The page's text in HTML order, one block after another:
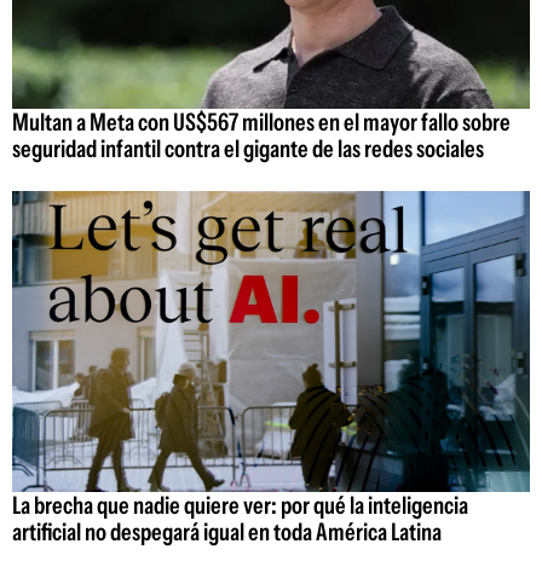
Multan a Meta con US$567 millones en el mayor fallo sobre
seguridad infantil contra el gigante de las redes sociales
La brecha que nadie quiere ver: por qué la inteligencia
artificial no despegará igual en toda América Latina